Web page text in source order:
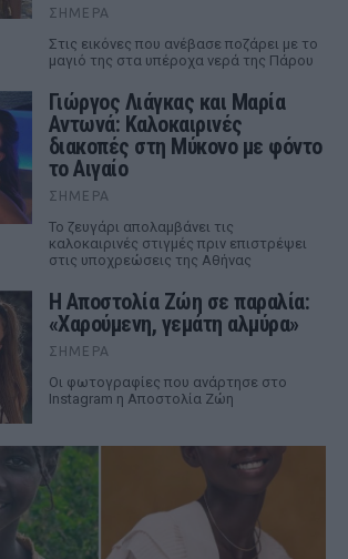
ΣΉΜΕΡΑ
Στις εικόνες που ανέβασε ποζάρει με το
μαγιό της στα υπέροχα νερά της Πάρου
Γιώργος Λιάγκας και Μαρία
Αντωνά: Καλοκαιρινές
διακοπές στη Μύκονο με φόντο
το Αιγαίο
ΣΉΜΕΡΑ
Το ζευγάρι απολαμβάνει τις
καλοκαιρινές στιγμές πριν επιστρέψει
στις υποχρεώσεις της Αθήνας
Η Αποστολία Ζώη σε παραλία:
«Χαρούμενη, γεμάτη αλμύρα»
ΣΉΜΕΡΑ
Οι φωτογραφίες που ανάρτησε στο
Instagram η Αποστολία Ζώη